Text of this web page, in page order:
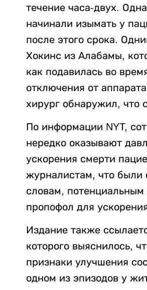
течение часа-двух.
начинали изымать у
после этого срока.
Хокинс из Алабамы,
как подавилась во
отключения от
хирург обнаружил, что
По информации NYT,
нередко оказывают
ускорения смерти
журналистам, что были
словам,
пропофол для
Издание также
которого выяснилось,
признаки улучшения
одном из эпизодов у